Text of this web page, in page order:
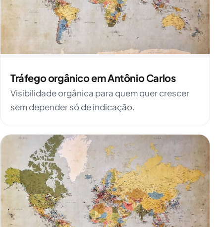
Tráfego orgânico em Antônio Carlos
Visibilidade orgânica para quem quer crescer
sem depender só de indicação.